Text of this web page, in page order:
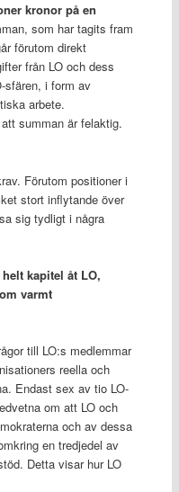
kronor på en
som har tagits fram
förutom direkt
från LO och dess
sfären, i form av
arbete.
summan är felaktig.
Förutom positioner i
stort inflytande över
sig tydligt i några
kapitel åt LO,
varmt
till LO:s medlemmar
reella och
Endast sex av tio LO-
om att LO och
och av dessa
en tredjedel av
Detta visar hur LO